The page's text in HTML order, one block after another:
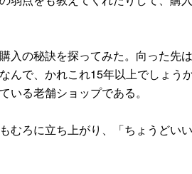
入の秘訣を探ってみた。向った先
んで、かれこれ15年以上でしょう
いる老舗ショップである。
むろに立ち上がり、「ちょうどい